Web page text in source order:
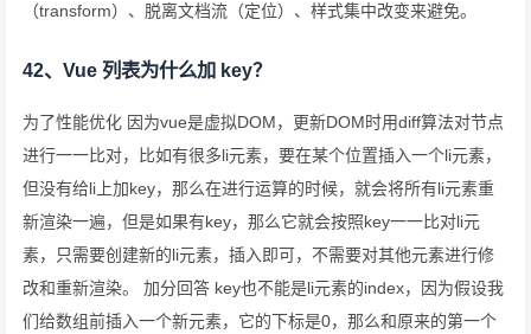
（transform）、脱离文档流（定位）、样式集中改变来避免。
42、Vue 列表为什么加 key？
为了性能优化 因为vue是虚拟DOM，更新DOM时用diff算法对节点
进行一一比对，比如有很多li元素，要在某个位置插入一个li元素，
但没有给li上加key，那么在进行运算的时候，就会将所有li元素重
新渲染一遍，但是如果有key，那么它就会按照key一一比对li元
素，只需要创建新的li元素，插入即可，不需要对其他元素进行修
改和重新渲染。 加分回答 key也不能是li元素的index，因为假设我
们给数组前插入一个新元素，它的下标是0，那么和原来的第一个